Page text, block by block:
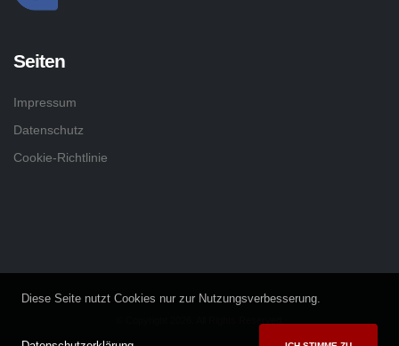
Diese Seite nutzt Cookies nur zur Nutzungsverbesserung.
Seiten
Impressum
Datenschutz
Cookie-Richtlinie